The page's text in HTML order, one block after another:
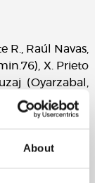
About
R., Raúl Navas,
X. Prieto
(Oyarzabal,
Krohn Dehli